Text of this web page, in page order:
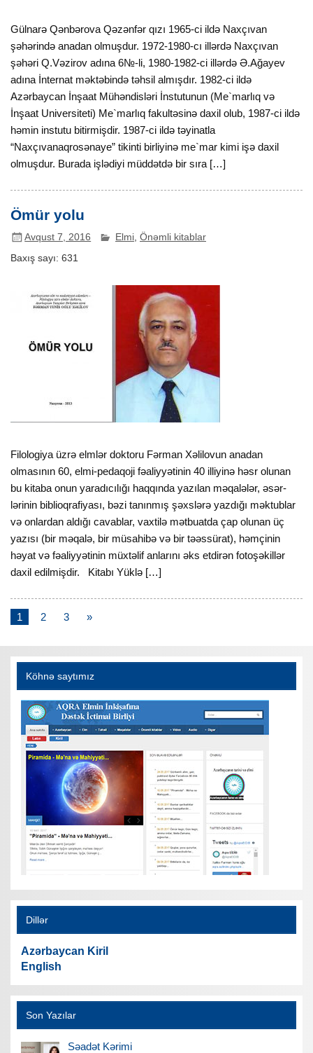
Gülnarə Qənbərova Qəzənfər qızı 1965-ci ildə Naxçıvan
şəhərində anadan olmuşdur. 1972-1980-cı illərdə Naxçıvan
şəhəri Q.Vəzirov adına 6№-li, 1980-1982-ci illərdə Ə.Ağayev
adına İnternat məktəbində təhsil almışdır. 1982-ci ildə
Azərbaycan İnşaat Mühəndisləri İnstutunun (Me`marlıq və
İnşaat Universiteti) Me`marlıq fakultəsinə daxil olub, 1987-ci ildə
həmin instutu bitirmişdir. 1987-ci ildə təyinatla
“Naxçıvanaqrosənaye” tikinti birliyinə me`mar kimi işə daxil
olmuşdur. Burada işlədiyi müddətdə bir sıra […]
Ömür yolu
Avqust 7, 2016 Elmi ,Önəmli kitablar
Baxış sayı: 631
Filologiya üzrə elmlər doktoru Fərman Xəlilo­vun anadan
olmasının 60, elmi-pedaqoji fəaliy­yə­tinin 40 illiyinə həsr olunan
bu kitaba onun yaradıcılığı haqqında yazılan məqalələr, əsər­
lərinin biblioqrafiyası, bəzi tanınmış şəxs­lərə yazdığı məktublar
və onlardan aldığı cavab­lar, vaxtilə mətbuatda çap olunan üç
yazısı (bir məqalə, bir müsahibə və bir təəssürat), həmçinin
həyat və fəaliyyətinin müxtəlif anla­rını əks etdi­rən fotoşəkillər
daxil edilmişdir. Kitabı Yüklə […]
1 2 3 »
Köhnə saytımız
Dillər
Azərbaycan Kiril
English
Son Yazılar
Səadət Kərimi